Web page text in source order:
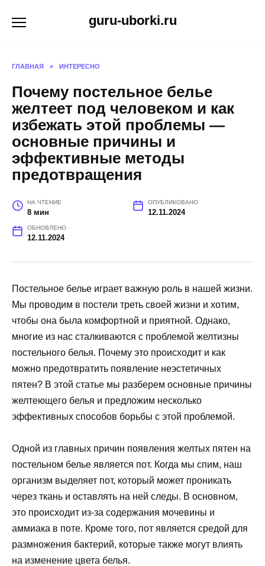
guru-uborki.ru
ГЛАВНАЯ » ИНТЕРЕСНО
Почему постельное белье
желтеет под человеком и как
избежать этой проблемы —
основные причины и
эффективные методы
предотвращения
НА ЧТЕНИЕ
8 мин
ОПУБЛИКОВАНО
12.11.2024
ОБНОВЛЕНО
12.11.2024
Постельное белье играет важную роль в нашей жизни.
Мы проводим в постели треть своей жизни и хотим,
чтобы она была комфортной и приятной. Однако,
многие из нас сталкиваются с проблемой желтизны
постельного белья. Почему это происходит и как
можно предотвратить появление неэстетичных
пятен? В этой статье мы разберем основные причины
желтеющего белья и предложим несколько
эффективных способов борьбы с этой проблемой.
Одной из главных причин появления желтых пятен на
постельном белье является пот. Когда мы спим, наш
организм выделяет пот, который может проникать
через ткань и оставлять на ней следы. В основном,
это происходит из-за содержания мочевины и
аммиака в поте. Кроме того, пот является средой для
размножения бактерий, которые также могут влиять
на изменение цвета белья.